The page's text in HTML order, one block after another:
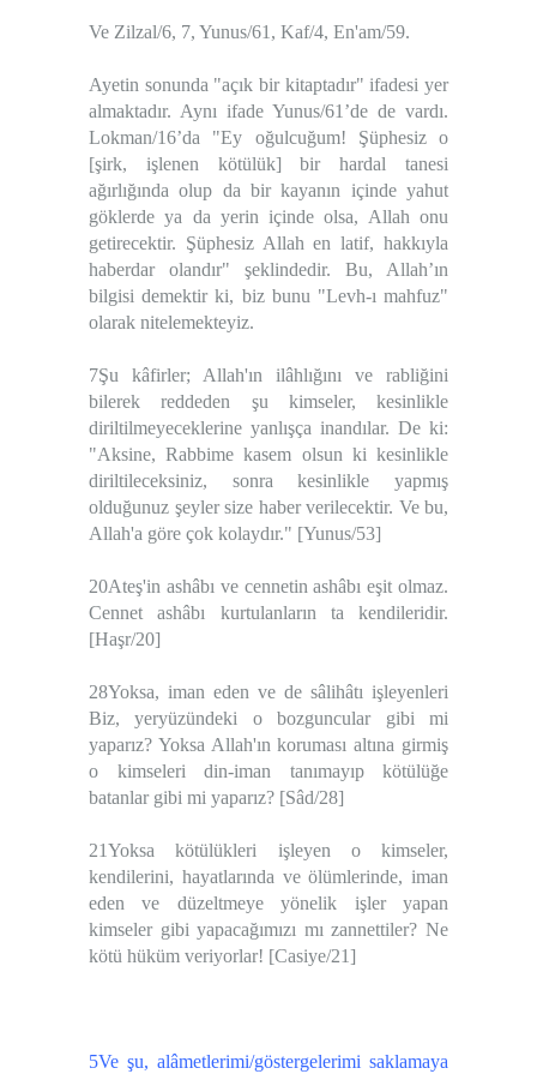
Ve Zilzal/6, 7, Yunus/61, Kaf/4, En'am/59.
Ayetin sonunda "açık bir kitaptadır" ifadesi yer
almaktadır. Aynı ifade Yunus/61’de de vardı.
Lokman/16’da "Ey oğulcuğum! Şüphesiz o
[şirk, işlenen kötülük] bir hardal tanesi
ağırlığında olup da bir kayanın içinde yahut
göklerde ya da yerin içinde olsa, Allah onu
getirecektir. Şüphesiz Allah en latif, hakkıyla
haberdar olandır" şeklindedir. Bu, Allah’ın
bilgisi demektir ki, biz bunu "Levh-ı mahfuz"
olarak nitelemekteyiz.
7Şu kâfirler; Allah'ın ilâhlığını ve rabliğini
bilerek reddeden şu kimseler, kesinlikle
diriltilmeyeceklerine yanlışça inandılar. De ki:
"Aksine, Rabbime kasem olsun ki kesinlikle
diriltileceksiniz, sonra kesinlikle yapmış
olduğunuz şeyler size haber verilecektir. Ve bu,
Allah'a göre çok kolaydır." [Yunus/53]
20Ateş'in ashâbı ve cennetin ashâbı eşit olmaz.
Cennet ashâbı kurtulanların ta kendileridir.
[Haşr/20]
28Yoksa, iman eden ve de sâlihâtı işleyenleri
Biz, yeryüzündeki o bozguncular gibi mi
yaparız? Yoksa Allah'ın koruması altına girmiş
o kimseleri din-iman tanımayıp kötülüğe
batanlar gibi mi yaparız? [Sâd/28]
21Yoksa kötülükleri işleyen o kimseler,
kendilerini, hayatlarında ve ölümlerinde, iman
eden ve düzeltmeye yönelik işler yapan
kimseler gibi yapacağımızı mı zannettiler? Ne
kötü hüküm veriyorlar! [Casiye/21]
5Ve şu, alâmetlerimi/göstergelerimi saklamaya